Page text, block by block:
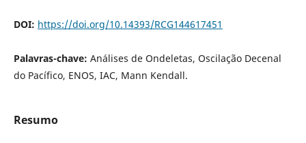
DOI: https://doi.org/10.14393/RCG144617451
Palavras-chave: Análises de Ondeletas, Oscilação Decenal
do Pacífico, ENOS, IAC, Mann Kendall.
Resumo